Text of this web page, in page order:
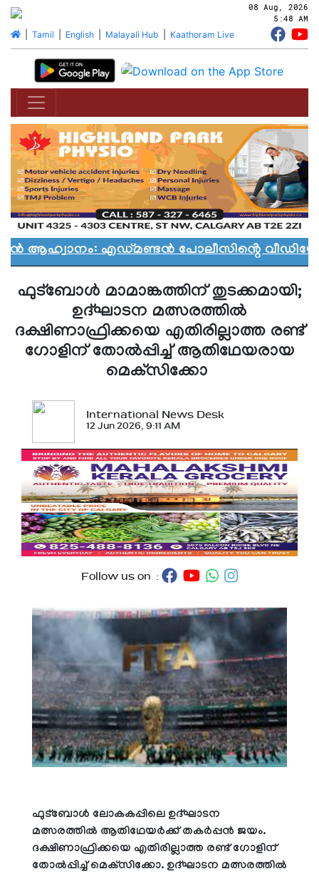
08 Aug, 2026
5:48 AM
| Tamil English| Malayali Hub Kaathoram Live
ആഹ്വാനം: എഡ്മണ്ടൻ പോലീസിൻ്റെ വീഡിയോ
ഫുട്‌ബോള്‍ മാമാങ്കത്തിന് തുടക്കമായി;
ഉദ്ഘാടന മത്സരത്തില്‍
ദക്ഷിണാഫ്രിക്കയെ എതിരില്ലാത്ത രണ്ട്
ഗോളിന് തോല്‍പ്പിച്ച് ആതിഥേയരായ
മെക്‌സിക്കോ
International News Desk
12 Jun 2026, 9:11 AM
Follow us on :
ഫുട്‌ബോള്‍ ലോകകപ്പിലെ ഉദ്ഘാടന
മത്സരത്തില്‍ ആതിഥേയര്‍ക്ക് തകര്‍പ്പന്‍ ജയം.
ദക്ഷിണാഫ്രിക്കയെ എതിരില്ലാത്ത രണ്ട് ഗോളിന്
തോല്‍പ്പിച്ച് മെക്‌സിക്കോ. ഉദ്ഘാടന മത്സരത്തില്‍